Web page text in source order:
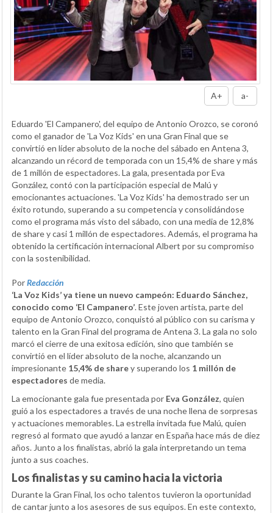
A+ a-
Eduardo 'El Campanero', del equipo de Antonio Orozco, se coronó
como el ganador de 'La Voz Kids' en una Gran Final que se
convirtió en líder absoluto de la noche del sábado en Antena 3,
alcanzando un récord de temporada con un 15,4% de share y más
de 1 millón de espectadores. La gala, presentada por Eva
González, contó con la participación especial de Malú y
emocionantes actuaciones. 'La Voz Kids' ha demostrado ser un
éxito rotundo, superando a su competencia y consolidándose
como el programa más visto del sábado, con una media de 12,8%
de share y casi 1 millón de espectadores. Además, el programa ha
obtenido la certificación internacional Albert por su compromiso
con la sostenibilidad.
PorRedacción
‘La Voz Kids’ ya tiene un nuevo campeón: Eduardo Sánchez,
conocido como ‘El Campanero’. Este joven artista, parte del
equipo de Antonio Orozco, conquistó al público con su carisma y
talento en la Gran Final del programa de Antena 3. La gala no solo
marcó el cierre de una exitosa edición, sino que también se
convirtió en el líder absoluto de la noche, alcanzando un
impresionante 15,4% de sharey superando los 1 millón de
espectadores de media.
La emocionante gala fue presentada por Eva González, quien
guió a los espectadores a través de una noche llena de sorpresas
y actuaciones memorables. La estrella invitada fue Malú, quien
regresó al formato que ayudó a lanzar en España hace más de diez
años. Junto a los finalistas, abrió la gala interpretando un tema
junto a sus coaches.
Los finalistas y su camino hacia la victoria
Durante la Gran Final, los ocho talentos tuvieron la oportunidad
de cantar junto a los asesores de sus equipos. En este contexto,